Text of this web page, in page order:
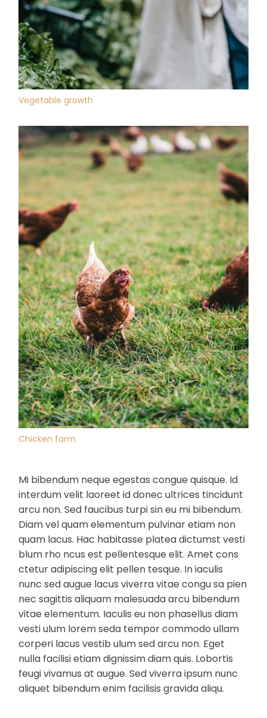
Vegetable growth
Chicken farm
Mi bibendum neque egestas congue quisque. Id
interdum velit laoreet id donec ultrices tincidunt
arcu non. Sed faucibus turpi sin eu mi bibendum.
Diam vel quam elementum pulvinar etiam non
quam lacus. Hac habitasse platea dictumst vesti
blum rho ncus est pellentesque elit. Amet cons
ctetur adipiscing elit pellen tesque. In iaculis
nunc sed augue lacus viverra vitae congu sa pien
nec sagittis aliquam malesuada arcu bibendum
vitae elementum. Iaculis eu non phasellus diam
vesti ulum lorem seda tempor commodo ullam
corperi lacus vestib ulum sed arcu non. Eget
nulla facilisi etiam dignissim diam quis. Lobortis
feugi vivamus at augue. Sed viverra ipsum nunc
aliquet bibendum enim facilisis gravida aliqu.